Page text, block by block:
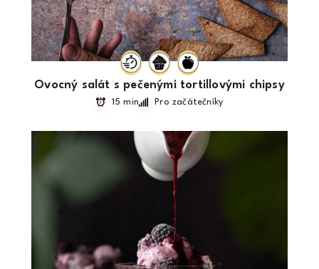
Ovocný salát s pečenými tortillovými chipsy
15 min Pro začátečníky